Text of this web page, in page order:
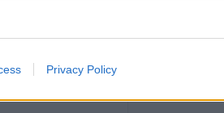
Privacy Policy